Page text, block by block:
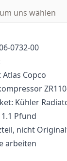
uns wählen
0732-00
Copco
Kühler
Pfund
nicht
arbeiten